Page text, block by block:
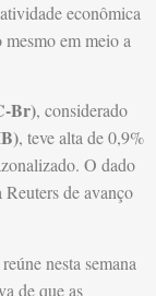
econômica
em meio a
Br), considerado
, teve alta de 0,9%
O dado
de avanço
reúne nesta semana
de que as